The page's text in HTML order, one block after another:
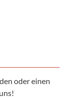
oder einen